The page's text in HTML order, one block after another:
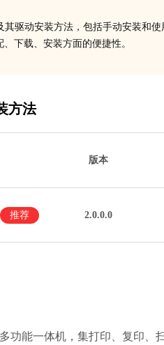
驱动安装方法，包括手动安装和
下载、安装方面的便捷性。
方法
版本
推荐 2.0.0.0
功能一体机，集打印、复印、